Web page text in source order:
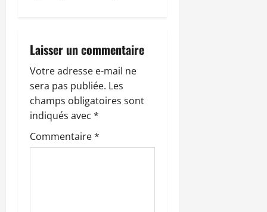
o
n
d
’
Laisser un commentaire
Votre adresse e-mail ne
sera pas publiée. Les
champs obligatoires sont
indiqués avec *
Commentaire*